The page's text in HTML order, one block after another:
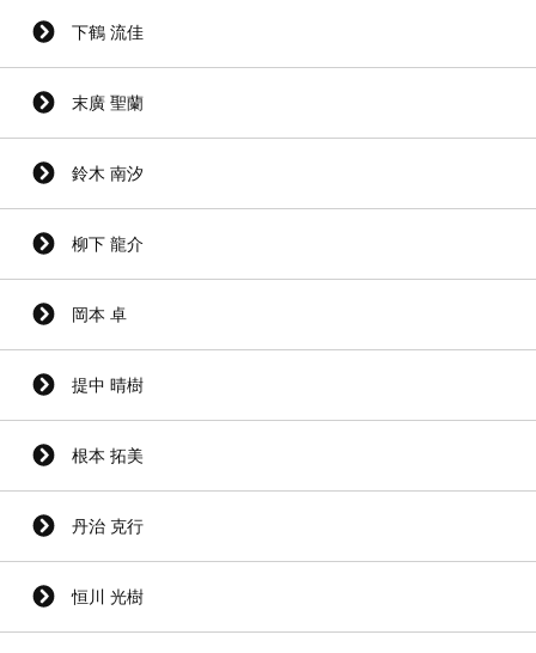
下鶴 流佳
末廣 聖蘭
鈴木 南汐
柳下 龍介
岡本 卓
提中 晴樹
根本 拓美
丹治 克行
恒川 光樹